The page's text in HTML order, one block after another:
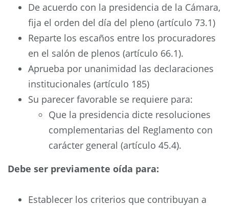
De acuerdo con la presidencia de la Cámara,
fija el orden del día del pleno (artículo 73.1)
Reparte los escaños entre los procuradores
en el salón de plenos (artículo 66.1).
Aprueba por unanimidad las declaraciones
institucionales (artículo 185)
Su parecer favorable se requiere para:
Que la presidencia dicte resoluciones
complementarias del Reglamento con
carácter general (artículo 45.4).
Debe ser previamente oída para:
Establecer los criterios que contribuyan a